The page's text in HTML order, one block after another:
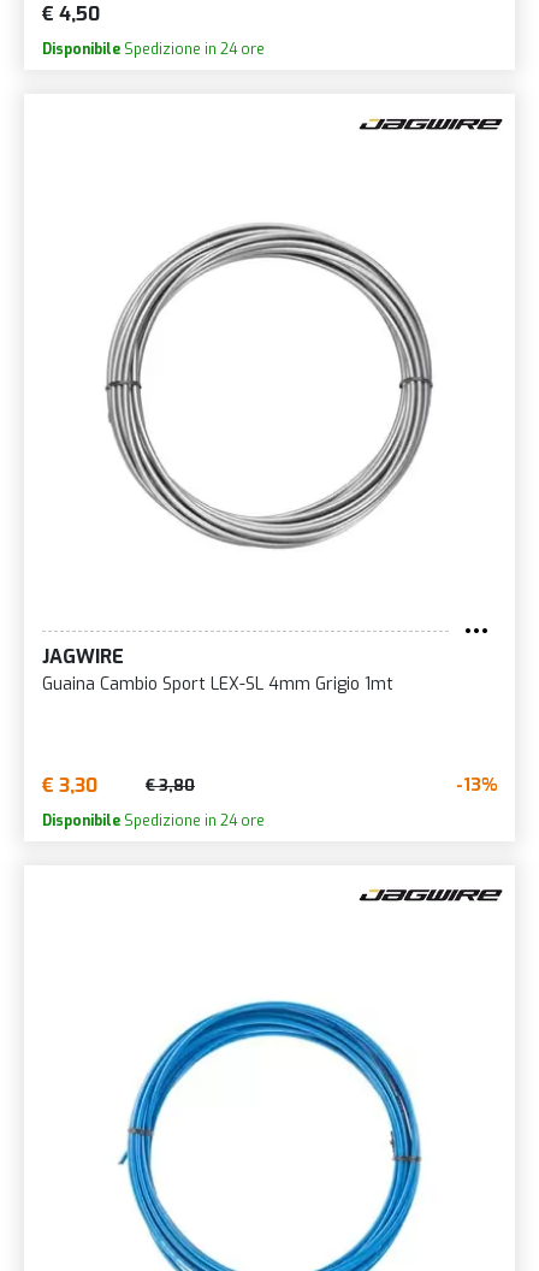
€ 4,50
Disponibile Spedizione in 24 ore
JAGWIRE
Guaina Cambio Sport LEX-SL 4mm Grigio 1mt
€ 3,30 € 3,80 -13%
Disponibile Spedizione in 24 ore